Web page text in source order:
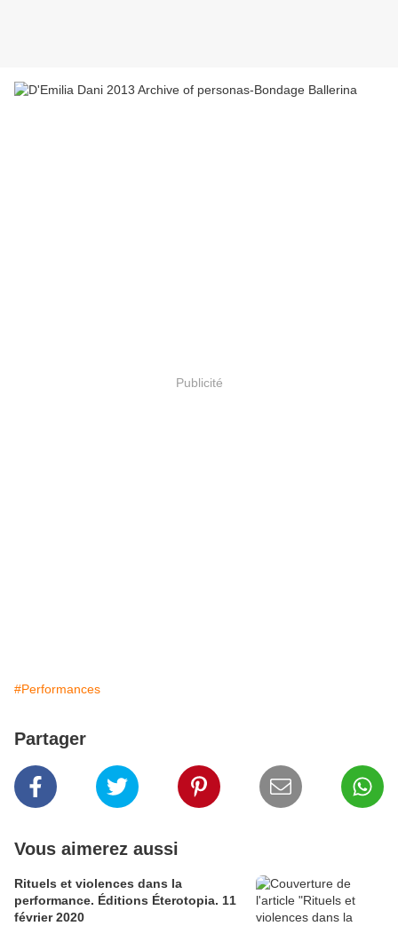
Publicité
#Performances
Partager
Vous aimerez aussi
Rituels et violences dans la
performance. Éditions Éterotopia. 11
février 2020